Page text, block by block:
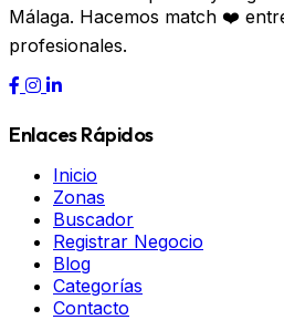
Málaga. Hacemos match ❤️
profesionales.
Enlaces Rápidos
Inicio
Zonas
Buscador
Registrar Negocio
Blog
Categorías
Contacto